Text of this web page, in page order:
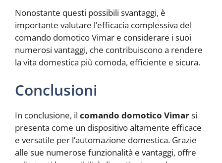
Nonostante questi possibili svantaggi, è
importante valutare l’efficacia complessiva del
comando domotico Vimar e considerare i suoi
numerosi vantaggi, che contribuiscono a rendere
la vita domestica più comoda, efficiente e sicura.
Conclusioni
In conclusione, il comando domotico Vimarsi
presenta come un dispositivo altamente efficace
e versatile per l’automazione domestica. Grazie
alle sue numerose funzionalità e vantaggi, offre